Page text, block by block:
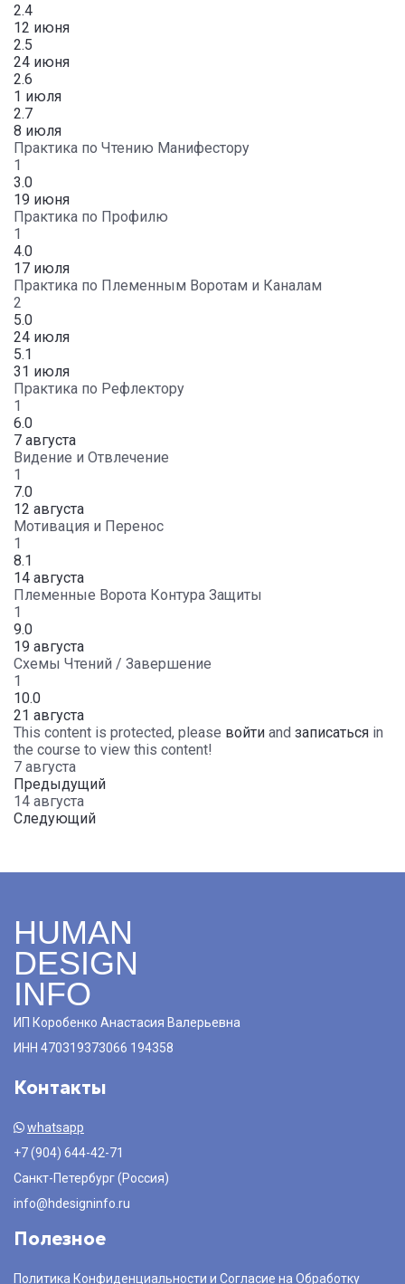
2.4
12 июня
2.5
24 июня
2.6
1 июля
2.7
8 июля
Практика по Чтению Манифестору
1
3.0
19 июня
Практика по Профилю
1
4.0
17 июля
Практика по Племенным Воротам и Каналам
2
5.0
24 июля
5.1
31 июля
Практика по Рефлектору
1
6.0
7 августа
Видение и Отвлечение
1
7.0
12 августа
Мотивация и Перенос
1
8.1
14 августа
Племенные Ворота Контура Защиты
1
9.0
19 августа
Схемы Чтений / Завершение
1
10.0
21 августа
This content is protected, please войти and записаться in
the course to view this content!
7 августа
Предыдущий
14 августа
Следующий
HUMAN
DESIGN
INFO
ИП Коробенко Анастасия Валерьевна
ИНН 470319373066 194358
Контакты
whatsapp
+7 (904) 644-42-71
Санкт-Петербург (Россия)
info@hdesigninfo.ru
Полезное
Политика Конфиденциальности и Согласие на Обработку